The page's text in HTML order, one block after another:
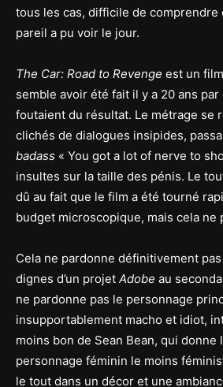
tous les cas, difficile de
pareil a pu voir le jour.
The Car: Road to Revenge est un
semble avoir été fait il y a 20 ans
foutaient du résultat. Le métrage se
clichés de dialogues insipides,
badass « You got a lot of nerve to
insultes sur la taille des pénis. Le
dû au fait que le film a été tourné
budget microscopique, mais cela ne
Cela ne pardonne définitivement
dignes d’un projet Adobe au
ne pardonne pas le personnage
insupportablement macho et idiot,
moins bon de Sean Bean, qui donne
personnage féminin le moins
le tout dans un décor et une